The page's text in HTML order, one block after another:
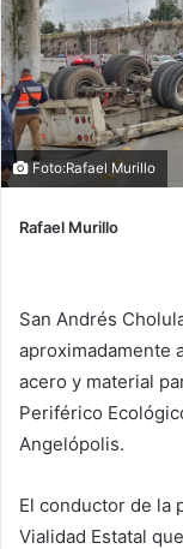
Foto:Rafael Murillo
Rafael Murillo
San Andrés
aproximadamente
acero y material
Periférico
Angelópolis.
El conductor de la
Vialidad Estatal